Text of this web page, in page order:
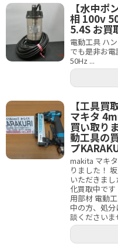
【水中ポ
相 100v
5.4S お
電動工具 ハ
でも是非お
50Hz ...
【工具
マキタ
買い取り
動工具の
プ
makita マキ
りました！
いただきま
化買取中です
用部材 電動
中の方、処
談くださいま